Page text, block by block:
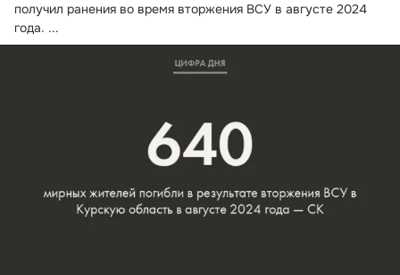
получил ранения во время вторжения ВСУ в августе 2024
года. ...